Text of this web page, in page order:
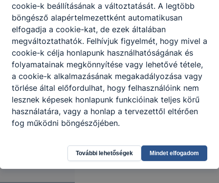
cookie-k beállításának a változtatását. A legtöbb
böngésző alapértelmezettként automatikusan
elfogadja a cookie-kat, de ezek általában
megváltoztathatók. Felhívjuk figyelmét, hogy mivel a
cookie-k célja honlapunk használhatóságának és
folyamatainak megkönnyítése vagy lehetővé tétele,
a cookie-k alkalmazásának megakadályozása vagy
törlése által előfordulhat, hogy felhasználóink nem
lesznek képesek honlapunk funkcióinak teljes körű
használatára, vagy a honlap a tervezettől eltérően
fog működni böngészőjében.
További lehetőségek Mindet elfogadom